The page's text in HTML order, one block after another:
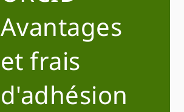
Avantages
et frais
d'adhésion